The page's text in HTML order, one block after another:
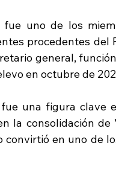
uno de los
procedentes del
general,
en octubre de
una figura clave
la consolidación
convirtió en uno de